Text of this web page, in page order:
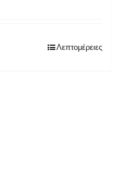
Λεπτομέρειες